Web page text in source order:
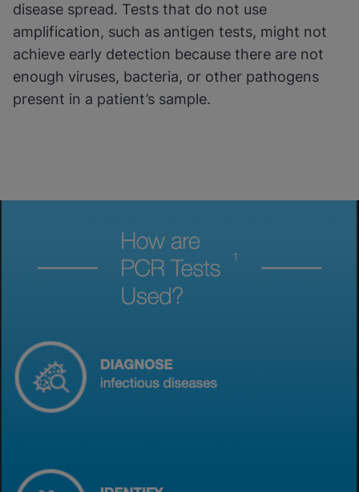
disease spread. Tests that do not use
amplification, such as antigen tests, might not
achieve early detection because there are not
enough viruses, bacteria, or other pathogens
present in a patient’s sample.